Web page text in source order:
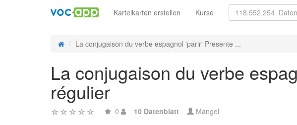
Karteikarten erstellen Kurse
La conjugaison du verbe espagnol 'parir' Presente ...
La conjugaison du verbe
régulier
0 10 Datenblatt Mangel